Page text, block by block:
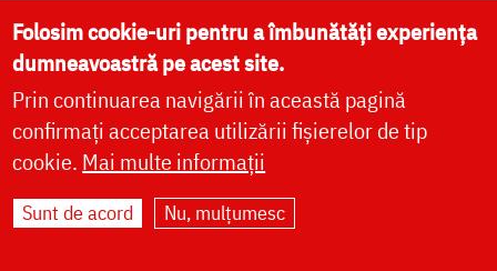
Citește despre:
sfințenie credință
milostenie
Folosim cookie-uri pentru a îmbunătăți experiența
dumneavoastră pe acest site.
Prin continuarea navigării în această pagină
confirmați acceptarea utilizării fișierelor de tip
cookie. Mai multe informații
Sunt de acord Nu, mulțumesc